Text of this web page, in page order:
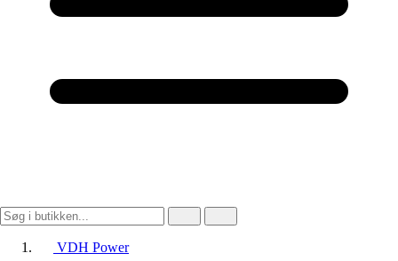
VDH Power